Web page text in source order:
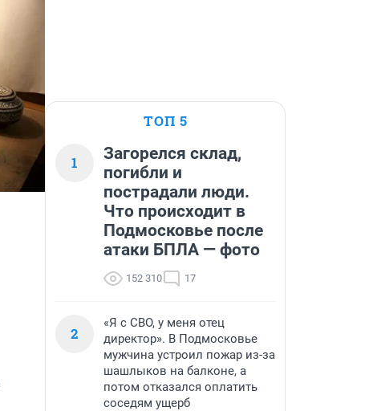
ТОП 5
1
Загорелся склад,
погибли и
пострадали люди.
Что происходит в
Подмосковье после
атаки БПЛА — фото
152 310 17
2
«Я с СВО, у меня отец
директор». В Подмосковье
мужчина устроил пожар из-за
шашлыков на балконе, а
потом отказался оплатить
соседям ущерб